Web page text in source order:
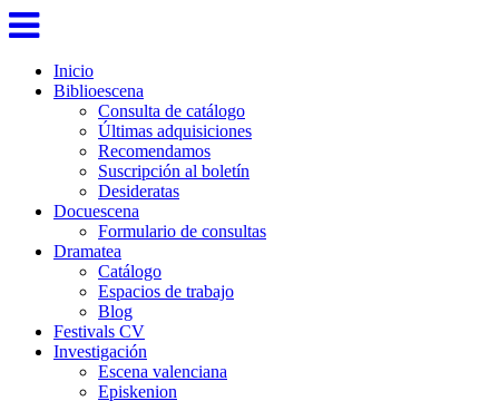
Inicio
Biblioescena
Consulta de catálogo
Últimas adquisiciones
Recomendamos
Suscripción al boletín
Desideratas
Docuescena
Formulario de consultas
Dramatea
Catálogo
Espacios de trabajo
Blog
Festivals CV
Investigación
Escena valenciana
Episkenion